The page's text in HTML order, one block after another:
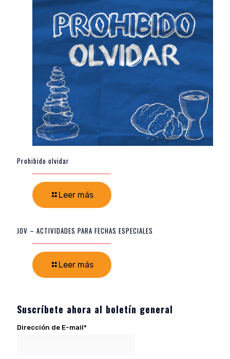
Prohibido olvidar
Leer más
JOV – ACTIVIDADES PARA FECHAS ESPECIALES
Leer más
Suscríbete ahora al boletín general
Dirección de E-mail*